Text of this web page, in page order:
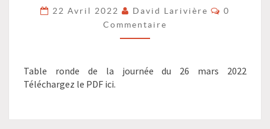
AU
MIEUX
LES
ET
LES
LE
22 Avril 2022 David Larivière
0
Commentaire
Table ronde de la journée du 26 mars 2022
Téléchargez le PDF ici.